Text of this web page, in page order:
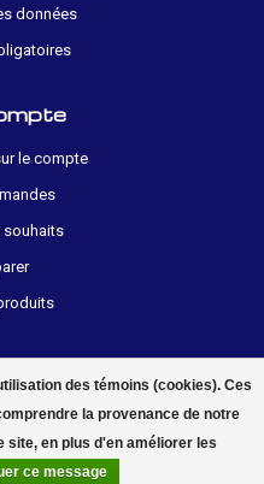
des témoins (cookies). Ces
la provenance de notre
site, en plus d'en améliorer les
ce message
données
le compte
souhaits